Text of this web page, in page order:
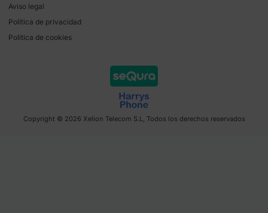
Aviso legal
Política de privacidad
Política de cookies
Copyright © 2026 Xelion Telecom S.L, Todos los derechos reservados